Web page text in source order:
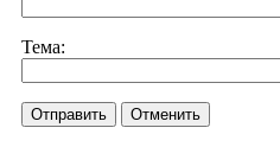
Тема:
Отправить Отменить